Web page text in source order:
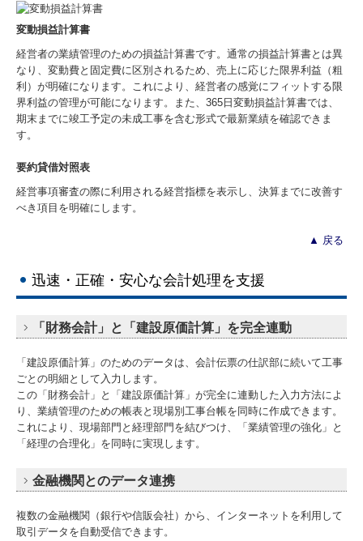
変動損益計算書
経営者の業績管理のための損益計算書です。通常の損益計算書とは異
なり、変動費と固定費に区別されるため、売上に応じた限界利益（粗
利）が明確になります。これにより、経営者の感覚にフィットする限
界利益の管理が可能になります。また、365日変動損益計算書では、
期末までに竣工予定の未成工事を含む形式で最新業績を確認できま
す。
要約貸借対照表
経営事項審査の際に利用される経営指標を表示し、決算までに改善す
べき項目を明確にします。
▲ 戻る
迅速・正確・安心な会計処理を支援
「財務会計」と「建設原価計算」を完全連動
「建設原価計算」のためのデータは、会計伝票の仕訳部に続いて工事
ごとの明細として入力します。
この「財務会計」と「建設原価計算」が完全に連動した入力方法によ
り、業績管理のための帳表と現場別工事台帳を同時に作成できます。
これにより、現場部門と経理部門を結びつけ、「業績管理の強化」と
「経理の合理化」を同時に実現します。
金融機関とのデータ連携
複数の金融機関（銀行や信販会社）から、インターネットを利用して
取引データを自動受信できます。